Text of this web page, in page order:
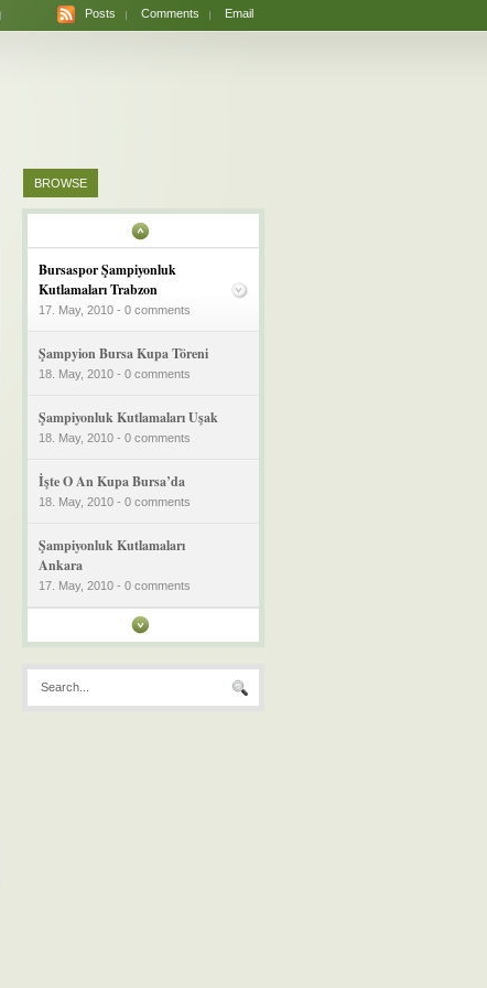
Posts Comments Email
BROWSE
Bursaspor Şampiyonluk
Kutlamaları Trabzon
17. May, 2010 - 0 comments
Şampyion Bursa Kupa Töreni
18. May, 2010 - 0 comments
Şampiyonluk Kutlamaları Uşak
18. May, 2010 - 0 comments
İşte O An Kupa Bursa’da
18. May, 2010 - 0 comments
Şampiyonluk Kutlamaları
Ankara
17. May, 2010 - 0 comments
Şampiyonluk Kutlamaları Bolu
Şampiyonluk Kutlamaları İzmir